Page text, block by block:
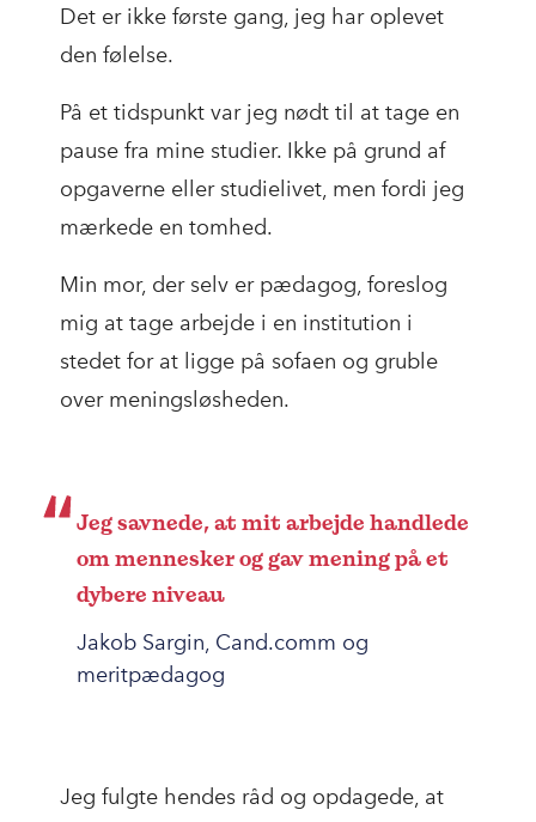
Det er ikke første gang, jeg har oplevet
den følelse.
På et tidspunkt var jeg nødt til at tage en
pause fra mine studier. Ikke på grund af
opgaverne eller studielivet, men fordi jeg
mærkede en tomhed.
Min mor, der selv er pædagog, foreslog
mig at tage arbejde i en institution i
stedet for at ligge på sofaen og gruble
over meningsløsheden.
Jeg savnede, at mit arbejde handlede
om mennesker og gav mening på et
dybere niveau
Jakob Sargin, Cand.comm og
meritpædagog
Jeg fulgte hendes råd og opdagede, at